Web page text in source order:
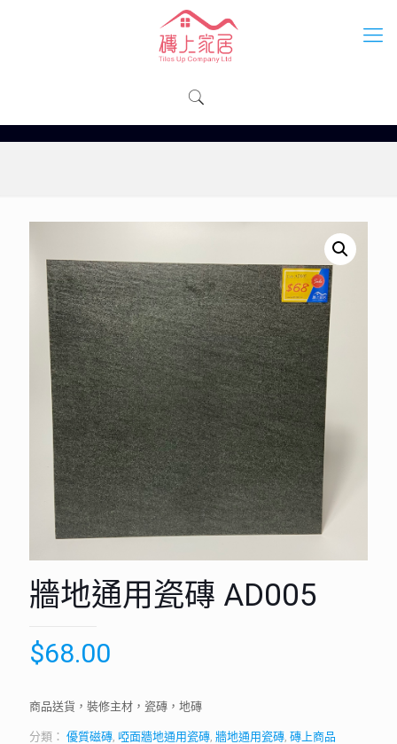
牆地通用瓷磚 AD005
$68.00
商品送貨，裝修主材，瓷磚，地磚
分類： 優質磁磚, 啞面牆地通用瓷磚, 牆地通用瓷磚, 磚上商品